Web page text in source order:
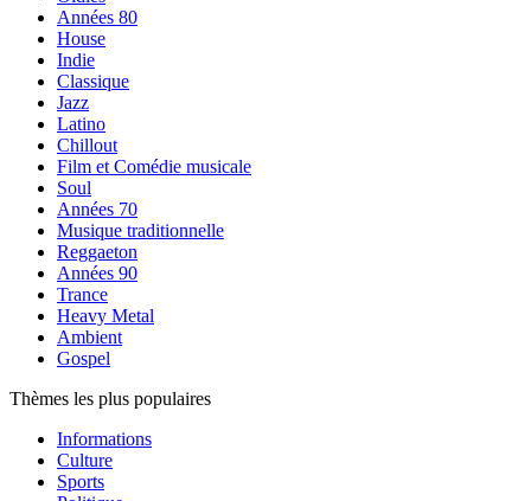
Années 80
House
Indie
Classique
Jazz
Latino
Chillout
Film et Comédie musicale
Soul
Années 70
Musique traditionnelle
Reggaeton
Années 90
Trance
Heavy Metal
Ambient
Gospel
Thèmes les plus populaires
Informations
Culture
Sports